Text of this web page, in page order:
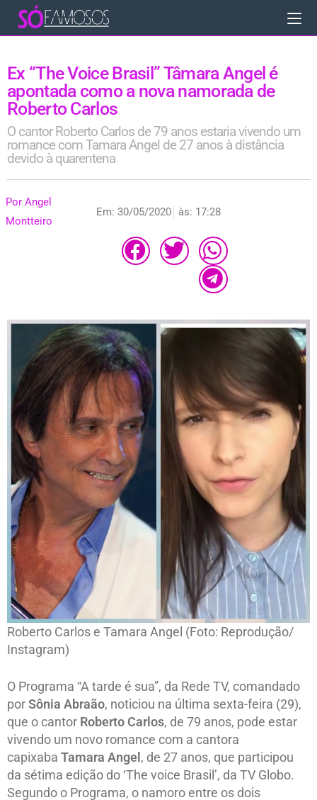
Ex “The Voice Brasil” Tâmara Angel é
apontada como a nova namorada de
Roberto Carlos
O cantor Roberto Carlos de 79 anos estaria vivendo um
romance com Tamara Angel de 27 anos à distância
devido à quarentena
Por Angel
Montteiro
Em: 30/05/2020 às: 17:28
Roberto Carlos e Tamara Angel (Foto: Reprodução/
Instagram)
O Programa “A tarde é sua”, da Rede TV, comandado
porSônia Abraão, noticiou na última sexta-feira (29),
que o cantor Roberto Carlos, de 79 anos, pode estar
vivendo um novo romance com a cantora
capixaba Tamara Angel , de 27 anos, que participou
da sétima edição do ‘The voice Brasil’, da TV Globo.
Segundo o Programa, o namoro entre os dois